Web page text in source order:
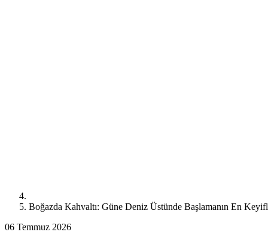
Boğazda Kahvaltı: Güne Deniz Üstünde Başlamanın En
06 Temmuz 2026